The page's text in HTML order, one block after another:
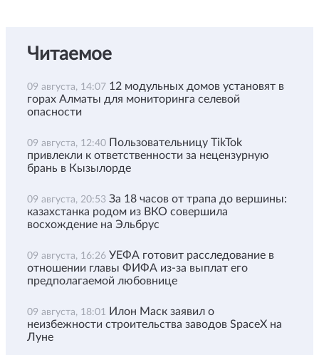
Читаемое
09 августа, 14:07 12 модульных домов установят в
горах Алматы для мониторинга селевой
опасности
09 августа, 12:40 Пользовательницу TikTok
привлекли к ответственности за нецензурную
брань в Кызылорде
09 августа, 20:53 За 18 часов от трапа до вершины:
казахстанка родом из ВКО совершила
восхождение на Эльбрус
09 августа, 16:26 УЕФА готовит расследование в
отношении главы ФИФА из-за выплат его
предполагаемой любовнице
09 августа, 18:01 Илон Маск заявил о
неизбежности строительства заводов SpaceX на
Луне